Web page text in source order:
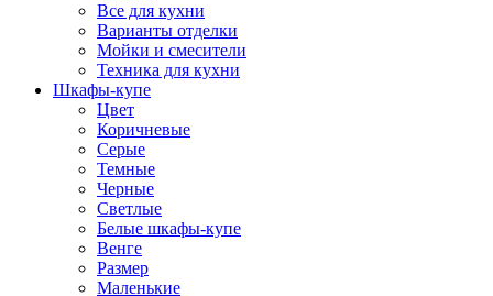
Все для кухни
Варианты отделки
Мойки и смесители
Техника для кухни
Шкафы-купе
Цвет
Коричневые
Серые
Темные
Черные
Светлые
Белые шкафы-купе
Венге
Размер
Маленькие